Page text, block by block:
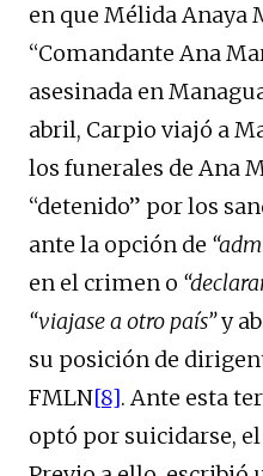
en que Mélida Anaya
“Comandante Ana
asesinada en
abril, Carpio viajó a
los funerales de Ana
“detenido” por los
ante la opción de
en el crimen o
“viajase a otro país”y
su posición de
FMLN[8]. Ante esta
optó por suicidarse, el